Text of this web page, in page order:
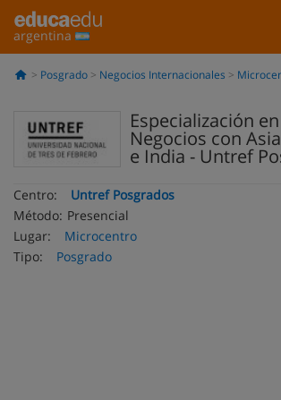
argentina
Posgrado Negocios Internacionales
Especialización
Negocios con
e India - Untref
Centro:
Untref Posgrados
Método: Presencial
Lugar:
Microcentro
Tipo:
Posgrado